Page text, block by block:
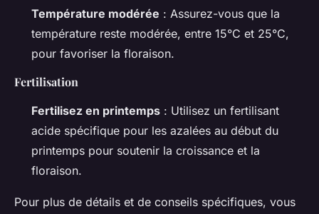
Température modérée : Assurez-vous que la
température reste modérée, entre 15°C et 25°C,
pour favoriser la floraison.
Fertilisation
Fertilisez en printemps : Utilisez un fertilisant
acide spécifique pour les azalées au début du
printemps pour soutenir la croissance et la
floraison.
Pour plus de détails et de conseils spécifiques, vous